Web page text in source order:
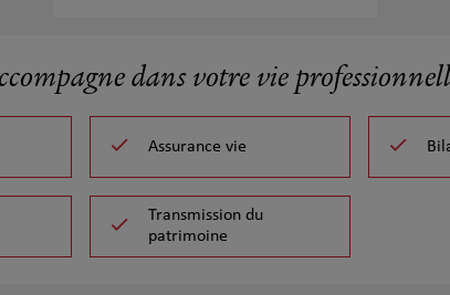
dans votre vie
Assurance vie
Transmission du
patrimoine